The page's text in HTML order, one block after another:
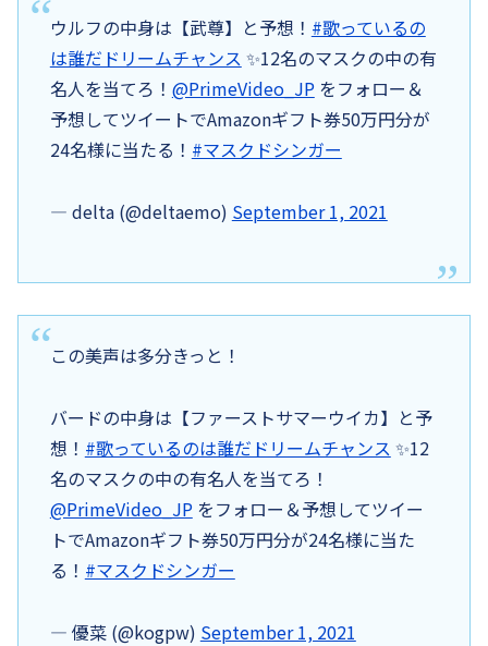
ウルフの中身は【武尊】と予想！ #歌っているの
は誰だドリームチャンス ✨12名のマスクの中の有
名人を当てろ！ @PrimeVideo_JPをフォロー＆
予想してツイートでAmazonギフト券50万円分が
24名様に当たる！ #マスクドシンガー
— delta (@deltaemo) September 1, 2021
この美声は多分きっと！
バードの中身は【ファーストサマーウイカ】と予
想！ #歌っているのは誰だドリームチャンス ✨12
名のマスクの中の有名人を当てろ！
@PrimeVideo_JPをフォロー＆予想してツイー
トでAmazonギフト券50万円分が24名様に当た
る！ #マスクドシンガー
— 優菜 (@kogpw) September 1, 2021